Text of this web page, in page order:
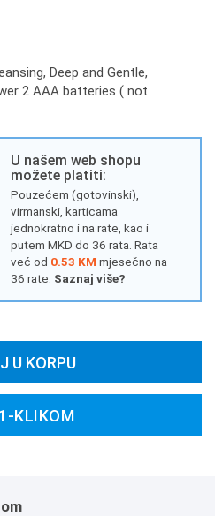
Deep and Gentle,
2 AAA batteries ( not
U našem web shopu
možete platiti:
Pouzećem (gotovinski),
virmanski, karticama
jednokratno i na rate, kao i
putem MKD do 36 rata. Rata
već od 0.53 KM mjesečno na
36 rate. Saznaj više?
U KORPU
KLIKOM